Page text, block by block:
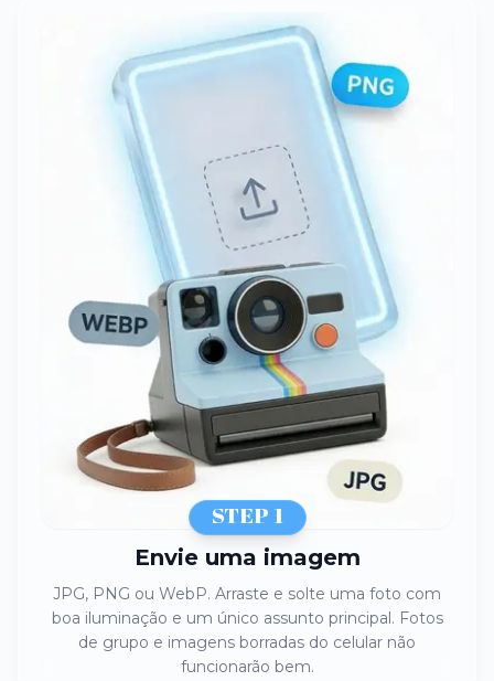
STEP 1
Envie uma imagem
JPG, PNG ou WebP. Arraste e solte uma foto com
boa iluminação e um único assunto principal. Fotos
de grupo e imagens borradas do celular não
funcionarão bem.